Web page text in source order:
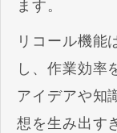
ます。
リコール機能
し、作業効率
アイデアや知
想を生み出す